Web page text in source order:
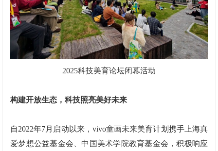
2025科技美育论坛闭幕活动
构建开放生态 ， 科技照亮美好未来
自2022年7月启动以来，vivo童画未来美育计划携手上海真
爱梦想公益基金会、中国美术学院教育基金会，积极响应